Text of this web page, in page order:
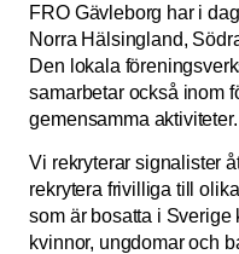
FRO Gävleborg har i
Norra Hälsingland,
Den lokala
samarbetar också inom
gemensamma aktiviteter.
Vi rekryterar signalister
rekrytera frivilliga till
som är bosatta i Sverige
kvinnor, ungdomar och